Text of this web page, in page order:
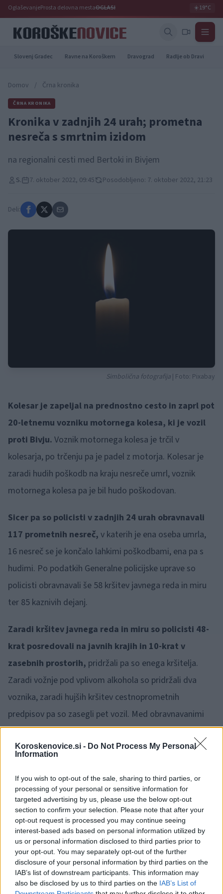
Koroskenovice.si - Do Not Process My Personal
Information
If you wish to opt-out of the sale, sharing to third parties, or
processing of your personal or sensitive information for
targeted advertising by us, please use the below opt-out
section to confirm your selection. Please note that after your
opt-out request is processed you may continue seeing
interest-based ads based on personal information utilized by
us or personal information disclosed to third parties prior to
your opt-out. You may separately opt-out of the further
disclosure of your personal information by third parties on the
IAB’s list of downstream participants. This information may
also be disclosed by us to third parties on the IAB’s List of
OglaševanjeProsta delovna mestaOGLASI ☀️19°C
Slovenj Gradec Ravne na Koroškem Dravograd Radlje ob Dravi
Domov / Črna kronika
ČRNA KRONIKA
Kronika v zadnjih 24 urah; prometna
nesreča s smrtnim izidom
na regionalni cesti med Bertoki in Bivjem
S. 7. oktober 2022, 09:45 Posodobljeno: 7. oktober 2022, 21:23
Deli:
Simbolična fotografija | Foto: Pixabay
Kolesar je zapeljal na prednostno cesto in zaprl pot
20-letnemu vozniku motornega kolesa, ki je vozil
proti Bivju. Voznik motornega kolesa je trčil v
kolesarja, po trčenju pa je padel z motorja. Kolesar je
zaradi hudih poškodb na kraju nesreče umrl, voznik
motornega kolesa pa je bil hudo poškodovan.
Sicer pa so policisti v zadnjih 24 urah obravnavali
117 prometnih nesreč, v katerih je ena oseba umrla,
16 nesreč se je končalo lahkimi poškodbami, ena pa s
hudimi. Po podatkih Generalne policijske uprave so
policisti obravnavali še 58 kršitev javnega reda in miru
ter 85 kaznivih dejanj.
Zaradi kršitev javnega reda in miru so policisti 48-
krat posredovali na javnih krajih in 10-krat v
zasebnih prostorih, pridržali pa so enega kršitelja.
Zaradi vožnje pod vplivom alkohola so pridržali dva
voznika, zaradi hujših kršitev cestnoprometnih
predpisov pa so zasegli pet vozil. Med obravnavanimi
kaznivimi dejanji je bilo 45 tatvin, 13 poškodovanj tuje
stvari, 12 vlomov, pet povzročitev telesne poškodbe, tri
denarja, eno ponarejanje listin, en rop, ter eno grožnjo.
Failed to fetch
Kategorije: Črna kronika